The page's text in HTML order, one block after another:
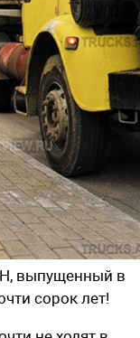
выпущенный в
сорок лет!